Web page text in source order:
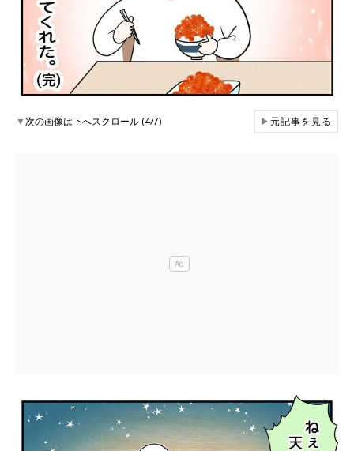
▼次の画像は下へスクロール (4/7) ▶元記事を見る